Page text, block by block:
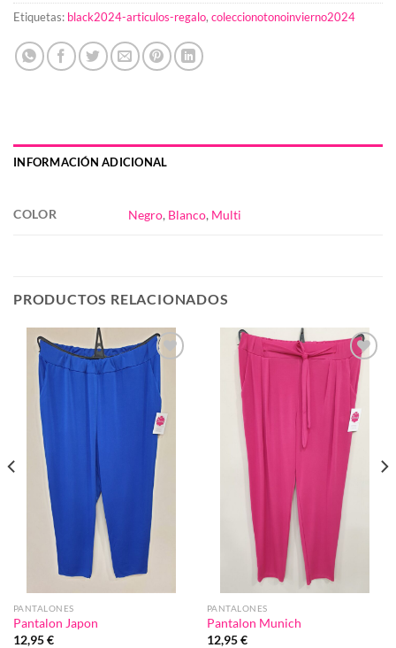
Etiquetas: black2024-articulos-regalo, coleccionotonoinvierno2024
INFORMACIÓN ADICIONAL
COLOR Negro, Blanco, Multi
PRODUCTOS RELACIONADOS
Añadir
lista de
deseos
PANTALONES
Pantalon Japon
12,95€
Añadir
a la
lista de
deseos
PANTALONES
Pantalon Munich
12,95€